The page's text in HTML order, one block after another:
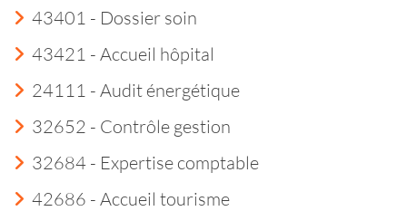
43401 - Dossier soin
43421 - Accueil hôpital
24111 - Audit énergétique
32652 - Contrôle gestion
32684 - Expertise comptable
42686 - Accueil tourisme